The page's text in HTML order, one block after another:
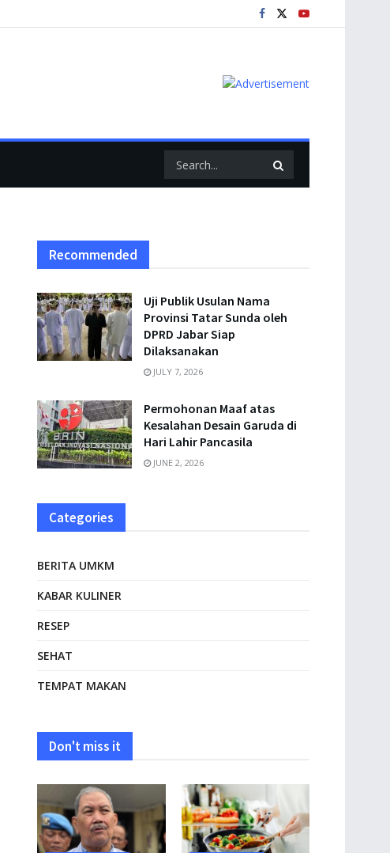
Recommended
Uji Publik Usulan Nama
Provinsi Tatar Sunda oleh
DPRD Jabar Siap
Dilaksanakan
JULY 7, 2026
Permohonan Maaf atas
Kesalahan Desain Garuda di
Hari Lahir Pancasila
JUNE 2, 2026
Categories
BERITA UMKM
KABAR KULINER
RESEP
SEHAT
TEMPAT MAKAN
Don't miss it